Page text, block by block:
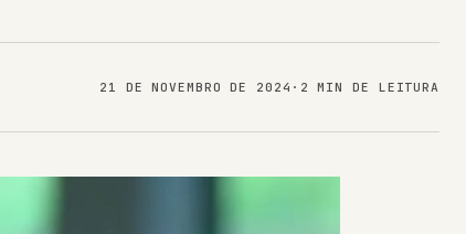
21 DE NOVEMBRO DE 2024 · 2 MIN DE LEITURA